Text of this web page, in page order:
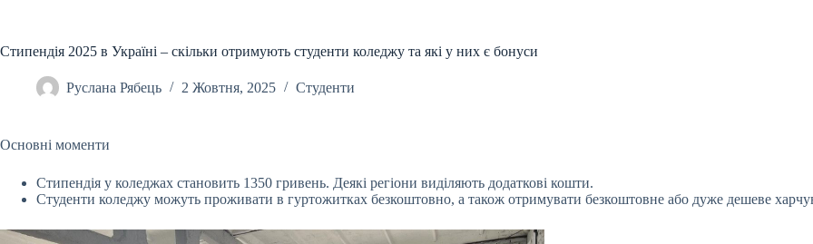
Стипендія 2025 в Україні – скільки отримують студенти коледжу та які у них є бонуси
Руслана Рябець 2 Жовтня, 2025 Студенти
Основні моменти
Стипендія у коледжах становить 1350 гривень. Деякі регіони виділяють додаткові кошти.
Студенти коледжу можуть проживати в гуртожитках безкоштовно, а також отримувати безкоштовне або дуже дешеве